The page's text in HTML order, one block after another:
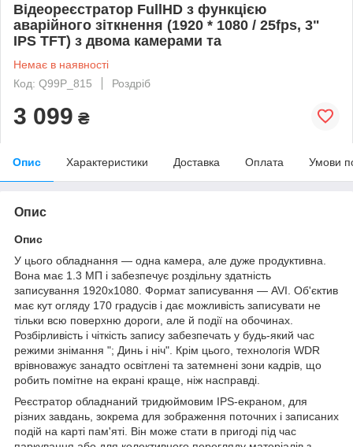
Відеореєстратор FullHD з функцією
аварійного зіткнення (1920 * 1080 / 25fps, 3"
IPS TFT) з двома камерами та
Немає в наявності
Код: Q99P_815
Роздріб
3 099 ₴
Опис Характеристики Доставка Оплата Умови
Опис
Опис
У цього обладнання — одна камера, але дуже продуктивна.
Вона має 1.3 МП і забезпечує роздільну здатність
записування 1920х1080. Формат записування — AVI. Об'єктив
має кут огляду 170 градусів і дає можливість записувати не
тільки всю поверхню дороги, але й події на обочинах.
Розбірливість і чіткість запису забезпечать у будь-який час
режими знімання "; Динь і ніч". Крім цього, технологія WDR
врівноважує занадто освітлені та затемнені зони кадрів, що
робить помітне на екрані краще, ніж насправді.
Реєстратор обладнаний тридюймовим IPS-екраном, для
різних завдань, зокрема для зображення поточних і записаних
подій на карті пам'яті. Він може стати в пригоді під час